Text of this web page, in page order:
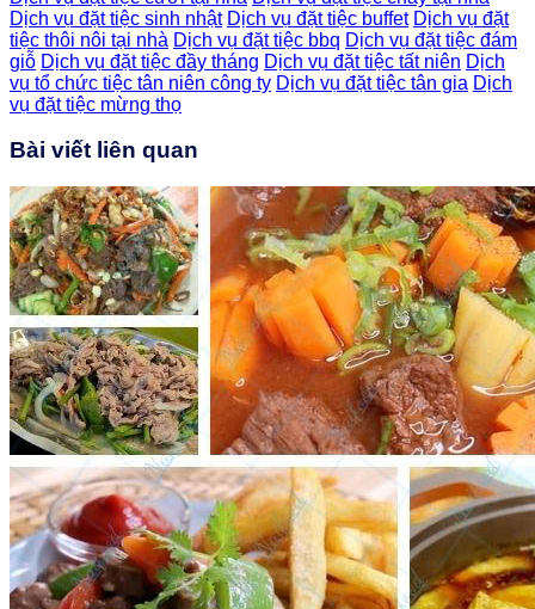
Dịch vụ đặt tiệc sinh nhật Dịch vụ đặt tiệc buffet Dịch vụ đặt
tiệc thôi nôi tại nhà Dịch vụ đặt tiệc bbq Dịch vụ đặt tiệc đám
giỗ Dịch vụ đặt tiệc đầy tháng Dịch vụ đặt tiệc tất niên Dịch
vụ tổ chức tiệc tân niên công ty Dịch vụ đặt tiệc tân gia Dịch
vụ đặt tiệc mừng thọ
Bài viết liên quan